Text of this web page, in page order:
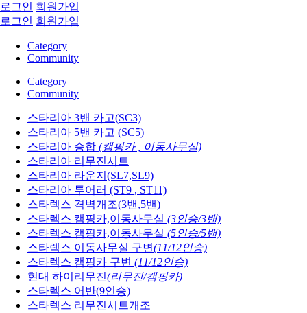
로그인 회원가입
로그인 회원가입
Category
Community
Category
Community
스타리아 3밴 카고(SC3)
스타리아 5밴 카고 (SC5)
스타리아 승합 (캠핑카 , 이동사무실)
스타리아 리무진시트
스타리아 라운지(SL7,SL9)
스타리아 투어러 (ST9 , ST11)
스타렉스 격벽개조(3밴,5밴)
스타렉스 캠핑카,이동사무실 (3인승/3밴)
스타렉스 캠핑카,이동사무실 (5인승/5밴)
스타렉스 이동사무실 구변(11/12인승)
스타렉스 캠핑카 구변 (11/12인승)
현대 하이리무진(리무진/캠핑카)
스타렉스 어반(9인승)
스타렉스 리무진시트개조